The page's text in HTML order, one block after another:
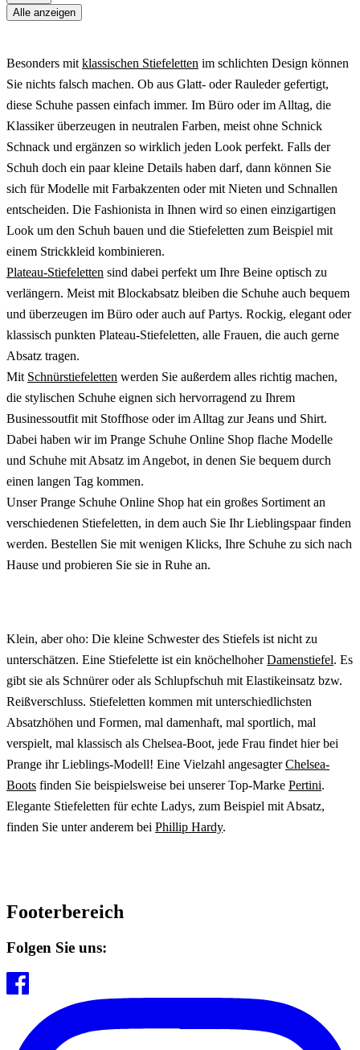
Alle anzeigen
Besonders mit klassischen Stiefeletten im schlichten Design können
Sie nichts falsch machen. Ob aus Glatt- oder Rauleder gefertigt,
diese Schuhe passen einfach immer. Im Büro oder im Alltag, die
Klassiker überzeugen in neutralen Farben, meist ohne Schnick
Schnack und ergänzen so wirklich jeden Look perfekt. Falls der
Schuh doch ein paar kleine Details haben darf, dann können Sie
sich für Modelle mit Farbakzenten oder mit Nieten und Schnallen
entscheiden. Die Fashionista in Ihnen wird so einen einzigartigen
Look um den Schuh bauen und die Stiefeletten zum Beispiel mit
einem Strickkleid kombinieren.
Plateau-Stiefeletten sind dabei perfekt um Ihre Beine optisch zu
verlängern. Meist mit Blockabsatz bleiben die Schuhe auch bequem
und überzeugen im Büro oder auch auf Partys. Rockig, elegant oder
klassisch punkten Plateau-Stiefeletten, alle Frauen, die auch gerne
Absatz tragen.
Mit Schnürstiefeletten werden Sie außerdem alles richtig machen,
die stylischen Schuhe eignen sich hervorragend zu Ihrem
Businessoutfit mit Stoffhose oder im Alltag zur Jeans und Shirt.
Dabei haben wir im Prange Schuhe Online Shop flache Modelle
und Schuhe mit Absatz im Angebot, in denen Sie bequem durch
einen langen Tag kommen.
Unser Prange Schuhe Online Shop hat ein großes Sortiment an
verschiedenen Stiefeletten, in dem auch Sie Ihr Lieblingspaar finden
werden. Bestellen Sie mit wenigen Klicks, Ihre Schuhe zu sich nach
Hause und probieren Sie sie in Ruhe an.
Klein, aber oho: Die kleine Schwester des Stiefels ist nicht zu
unterschätzen. Eine Stiefelette ist ein knöchelhoherDamenstiefel. Es
gibt sie als Schnürer oder als Schlupfschuh mit Elastikeinsatz bzw.
Reißverschluss. Stiefeletten kommen mit unterschiedlichsten
Absatzhöhen und Formen, mal damenhaft, mal sportlich, mal
verspielt, mal klassisch als Chelsea-Boot, jede Frau findet hier bei
Prange ihr Lieblings-Modell! Eine Vielzahl angesagterChelsea-
Boots finden Sie beispielsweise bei unserer Top-Marke Pertini.
Elegante Stiefeletten für echte Ladys, zum Beispiel mit Absatz,
finden Sie unter anderem bei Phillip Hardy.
Footerbereich
Folgen Sie uns: